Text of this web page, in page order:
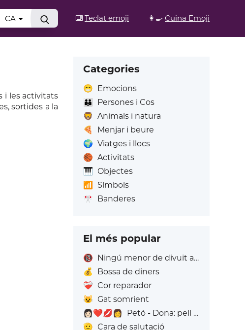
⌨️ Teclat emoji 👩‍🍳 Cuina Emoji
CA
i les activitats
sortides a la
Categories
😁 Emocions
👪
Persones i Cos
🦁 Animals i natura
🍕
Menjar i beure
🌍 Viatges i llocs
🏀 Activitats
🎹 Objectes
📶
Símbols
🎌 Banderes
El més popular
🔞 Ningú menor de divuit anys
💰
Bossa de diners
❤️‍🩹 Cor reparador
😺 Gat somrient
👩🏻‍❤️‍💋‍👩
Petó - Dona: pell clara, dona: Sense To de Pell
🫡 Cara de salutació